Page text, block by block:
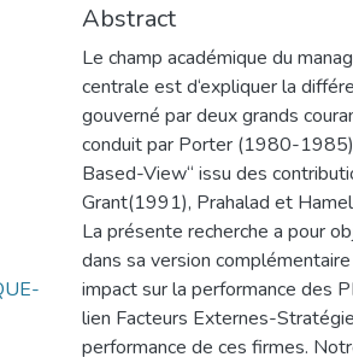
Abstract
Le champ académique du
centrale est d‘expliquer la
gouverné par deux grands
conduit par Porter (1980-
Based-View‘‘ issu des
Grant(1991), Prahalad et
La présente recherche a pour
dans sa version
impact sur la performance des
lien Facteurs Externes-
performance de ces firmes.